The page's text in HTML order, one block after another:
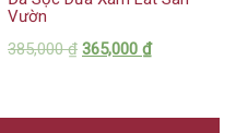
Vườn
385,000₫ 365,000 ₫